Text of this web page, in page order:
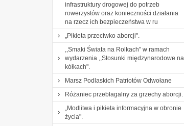
infrastruktury drogowej do potrzeb
rowerzystów oraz konieczności działania
na rzecz ich bezpieczeństwa w ru
„Pikieta przeciwko aborcji".
,,Smaki Świata na Rolkach" w ramach
wydarzenia ,,Stosunki międzynarodowe na
kółkach".
Marsz Podlaskich Patriotów Odwołane
Różaniec przebłagalny za grzechy aborcji.
„Modlitwa i pikieta informacyjna w obronie
życia".